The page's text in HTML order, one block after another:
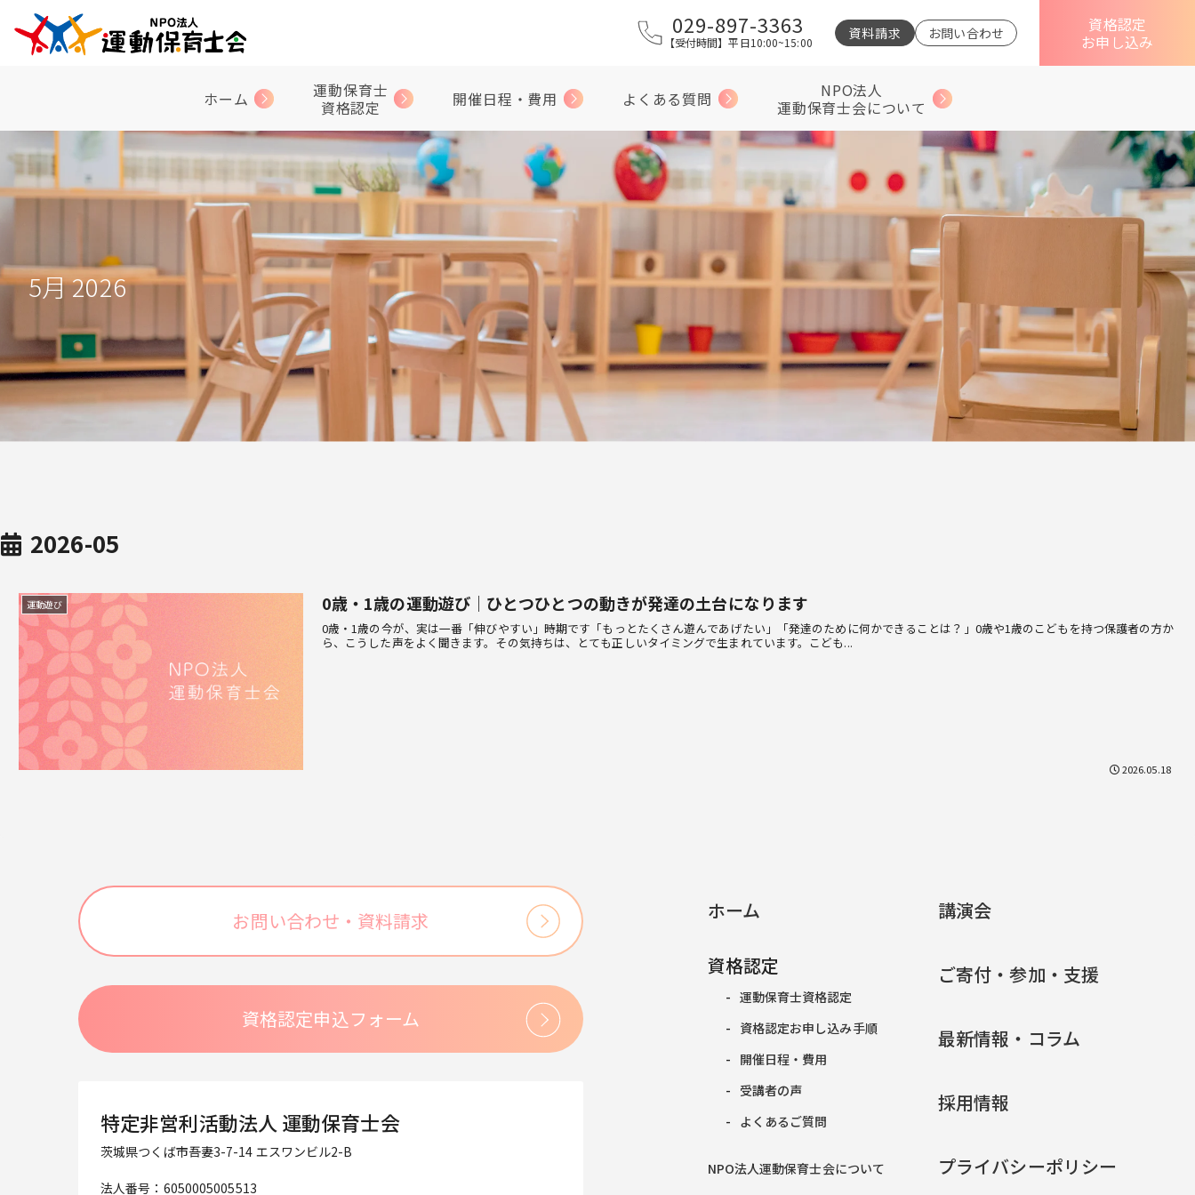
029-897-3363
【受付時間】平日10:00~15:00
資料請求 お問い合わせ
資格認定
お申し込み
ホーム
運動保育士
資格認定
開催日程・費用 よくある質問
NPO法人
運動保育士会について
5月 2026
2026-05
運動遊び 0歳・1歳の運動遊び｜ひとつひとつの動きが発達の土台になります
0歳・1歳の今が、実は一番「伸びやすい」時期です「もっとたくさん遊んであげたい」「発達のために何かできることは？」0歳や1歳のこどもを持つ保護者の方か
ら、こうした声をよく聞きます。その気持ちは、とても正しいタイミングで生まれています。こども...
2026.05.18
お問い合わせ・資料請求
資格認定申込フォーム
特定非営利活動法人 運動保育士会
茨城県つくば市吾妻3-7-14 エスワンビル2-B
法人番号：6050005005513
ホーム
資格認定
運動保育士資格認定
資格認定お申し込み手順
開催日程・費用
受講者の声
よくあるご質問
NPO法人運動保育士会について
講演会
ご寄付・参加・支援
最新情報・コラム
採用情報
プライバシーポリシー